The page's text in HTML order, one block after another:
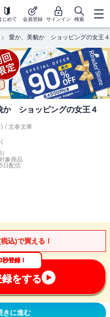
じめて 会員登録 サインイン 検索
愛か、美貌か ショッピングの女王４
か ショッピングの女王４
) / 文春文庫
)
象商品
日 配信
税込)で買える！
登録！
をする
きに進む